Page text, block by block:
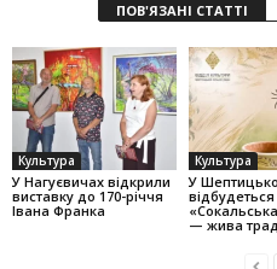
ПОВ'ЯЗАНІ СТАТТІ
Культура
У Нагуєвичах відкрили
виставку до 170-річчя
Івана Франка
Культура
У
— жива